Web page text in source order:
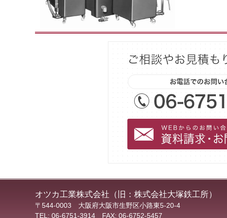
オツカ工業株式会社（旧：株式会社大塚鉄工所）
〒544-0003 大阪府大阪市生野区小路東5-20-4
TEL: 06-6751-3914 FAX: 06-6752-5457